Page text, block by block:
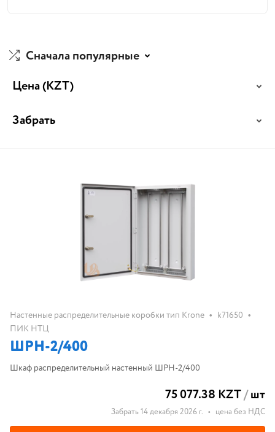
Сначала популярные
Цена(KZT)
Забрать
Настенные распределительные коробки тип Krone • k71650 •
ПИК НТЦ
ШРН-2/400
Шкаф распределительный настенный ШРН-2/400
75 077.38 KZT/шт
Забрать 14 декабря 2026 г. • цена без НДС